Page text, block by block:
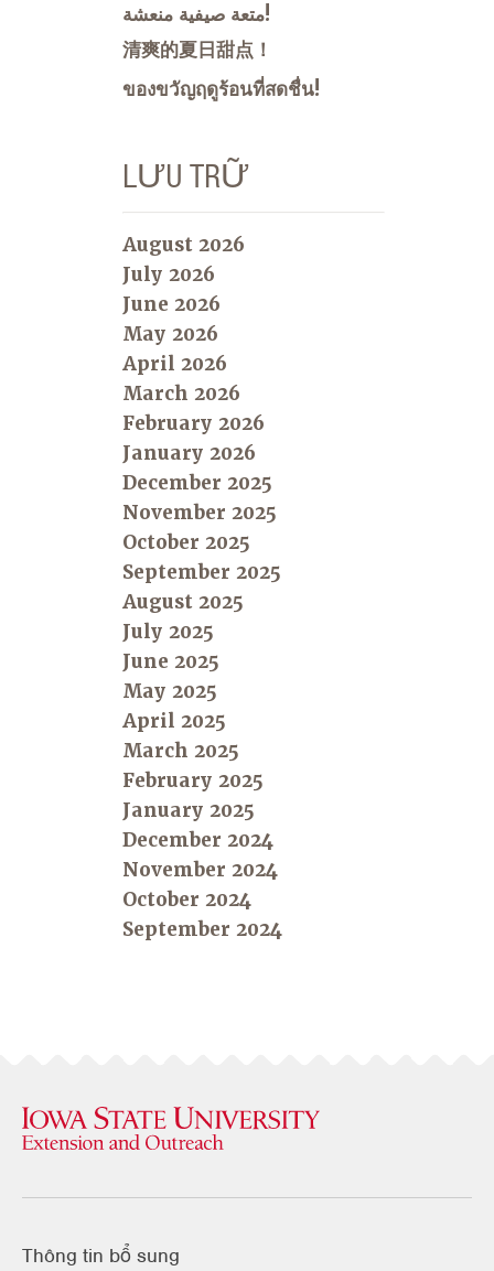
متعة صيفية منعشة!
清爽的夏日甜点！
ของขวัญฤดูร้อนที่สดชื่น!
LƯU TRỮ
August 2026
July 2026
June 2026
May 2026
April 2026
March 2026
February 2026
January 2026
December 2025
November 2025
October 2025
September 2025
August 2025
July 2025
June 2025
May 2025
April 2025
March 2025
February 2025
January 2025
December 2024
November 2024
October 2024
September 2024
Thông tin bổ sung